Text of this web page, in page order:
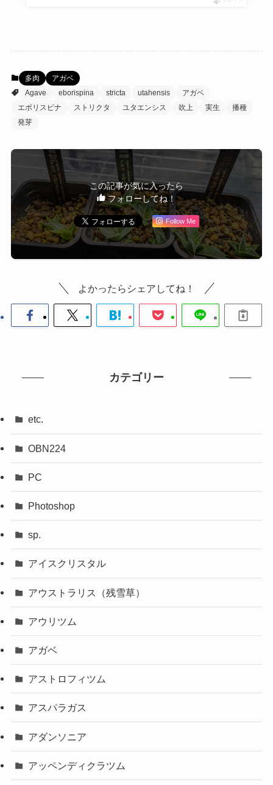
多肉
アガベ
Agave
eborispina stricta utahensis
アガベ
エボリスピナ
ストリクタ ユタエンシス 吹上 実生
播種
発芽
この記事が気に入ったら
フォローしてね！
Follow Me
よかったらシェアしてね！
カテゴリー
etc.
OBN224
PC
Photoshop
sp.
アイスクリスタル
アウストラリス（残雪草）
アウリツム
アガベ
アストロフィツム
アスパラガス
アダンソニア
アッペンディクラツム